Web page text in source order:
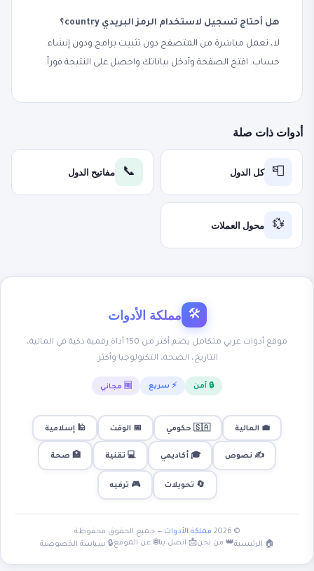
هل أحتاج تسجيل لاستخدام الرمز البريدي country؟
لا، تعمل مباشرة من المتصفح دون تثبيت برامج ودون إنشاء
حساب. افتح الصفحة وأدخل بياناتك واحصل على النتيجة فوراً.
أدوات ذات صلة
📮 كل الدول 📞 مفاتيح الدول
💱 محول العملات
🛠 مملكة الأدوات
موقع أدوات عربي متكامل يضم أكثر من 150 أداة رقمية ذكية في المالية،
التاريخ، الصحة، التكنولوجيا وأكثر.
🔒 آمن ⚡ سريع 🆓 مجاني
💼 المالية 🇸🇦 حكومي 📅 الوقت 🕌 إسلامية
✍️ نصوص 🎓 أكاديمي 💻 تقنية 🏥 صحة
🔄 تحويلات 🎮 ترفيه
© 2026 مملكة الأدوات — جميع الحقوق محفوظة
🏠 الرئيسية👑 من نحن📩 اتصل بنا🌐 عن الموقع🔒 سياسة الخصوصية